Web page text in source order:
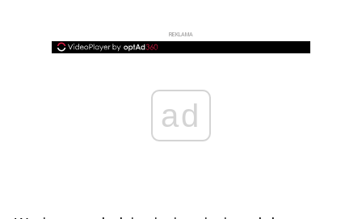
REKLAMA
ad